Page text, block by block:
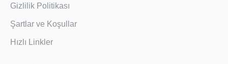
Gizlilik Politikası
Şartlar ve Koşullar
Hızlı Linkler